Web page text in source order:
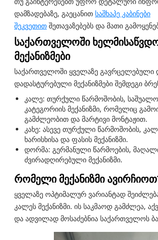
დამზადებაზე, გაეცანით საშხაპე კაბინები
შეკვეთით შეთავაზებებს და მათი
საქართველოში
მექანიზმები
საქართველოში ყველაზე გავრცელებული
დადასტურებული მექანიზმები შემდეგი
კალე: თურქული წარმოშობის,
კატეგორიის მექანიზმი, რომელიც
გამძლეობით და მარტივი მონტაჟით.
კახე: ასევე თურქული წარმოშობის,
ხარისხისა და ფასის მექანიზმი.
დორმა: გერმანული წარმოების,
ძვირადღირებული მექანიზმი.
რომელი მექანიზმი
ყველაზე ოპტიმალურ ვარიანტად
კალეს მექანიზმი. ის საკმაოდ გამძლეა,
და ადვილად მოსაძებნია საქართველოს